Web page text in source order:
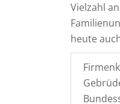
Vielzahl
heute